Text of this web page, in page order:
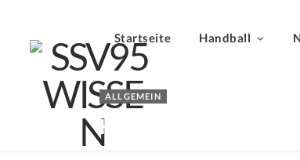
Startseite Handball
ALLGEMEIN
Herren erhalten